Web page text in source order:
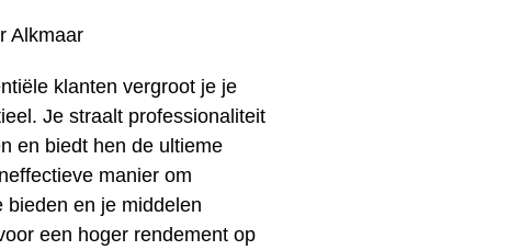
klanten vergroot je je
Je straalt professionaliteit
en biedt hen de ultieme
manier om
bieden en je middelen
een hoger rendement op